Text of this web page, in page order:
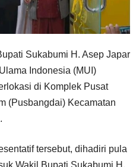
Sukabumi H. Asep Japar
Indonesia (MUI)
di Komplek Pusat
(Pusbangdai) Kecamatan
tersebut, dihadiri pula
Wakil Bupati Sukabumi H.